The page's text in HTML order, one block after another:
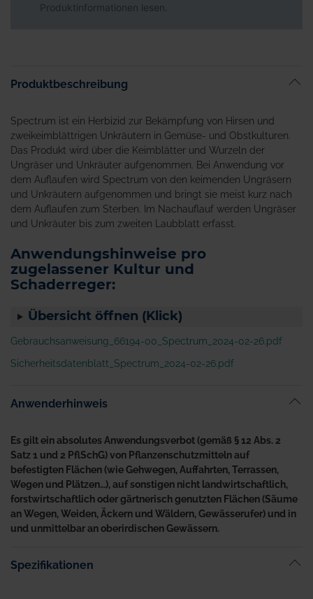
Produktinformationen lesen.
Produktbeschreibung
Spectrum ist ein Herbizid zur Bekämpfung von Hirsen und
zweikeimblättrigen Unkräutern in Gemüse- und Obstkulturen.
Das Produkt wird über die Keimblätter und Wurzeln der
Ungräser und Unkräuter aufgenommen. Bei Anwendung vor
dem Auflaufen wird Spectrum von den keimenden Ungräsern
und Unkräutern aufgenommen und bringt sie meist kurz nach
dem Auflaufen zum Sterben. Im Nachauflauf werden Ungräser
und Unkräuter bis zum zweiten Laubblatt erfasst.
Anwendungshinweise pro
zugelassener Kultur und
Schaderreger:
Übersicht öffnen (Klick)
Gebrauchsanweisung_66194-00_Spectrum_2024-02-26.pdf
Sicherheitsdatenblatt_Spectrum_2024-02-26.pdf
Anwenderhinweis
Es gilt ein absolutes Anwendungsverbot (gemäß § 12 Abs. 2
Satz 1 und 2 PflSchG) von Pflanzenschutzmitteln auf
befestigten Flächen (wie Gehwegen, Auffahrten, Terrassen,
Wegen und Plätzen…), auf sonstigen nicht landwirtschaftlich,
forstwirtschaftlich oder gärtnerisch genutzten Flächen (Säume
an Wegen, Weiden, Äckern und Wäldern, Gewässerufer) und in
und unmittelbar an oberirdischen Gewässern.
Spezifikationen